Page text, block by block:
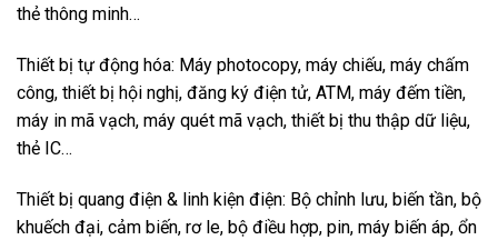
thẻ thông minh…
Thiết bị tự động hóa: Máy photocopy, máy chiếu, máy chấm
công, thiết bị hội nghị, đăng ký điện tử, ATM, máy đếm tiền,
máy in mã vạch, máy quét mã vạch, thiết bị thu thập dữ liệu,
thẻ IC…
Thiết bị quang điện & linh kiện điện: Bộ chỉnh lưu, biến tần, bộ
khuếch đại, cảm biến, rơ le, bộ điều hợp, pin, máy biến áp, ổn